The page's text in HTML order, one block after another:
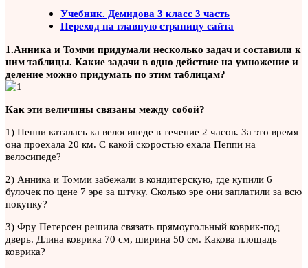
Учебник. Демидова 3 класс 3 часть
Переход на главную страницу сайта
1.Анника и Томми придумали несколько задач и составили к
ним таблицы. Какие задачи в одно действие на умножение и
деление можно придумать по этим таблицам?
Как эти величины связаны между собой?
1) Пеппи каталась ка велосипеде в течение 2 часов. За это время
она проехала 20 км. С какой скоростью ехала Пеппи на
велосипеде?
2) Анника и Томми забежали в кондитерскую, где купили 6
булочек по цене 7 эре за штуку. Сколько эре они заплатили за всю
покупку?
3) Фру Петерсен решила связать прямоугольный коврик-под
дверь. Длина коврика 70 см, ширина 50 см. Какова площадь
коврика?